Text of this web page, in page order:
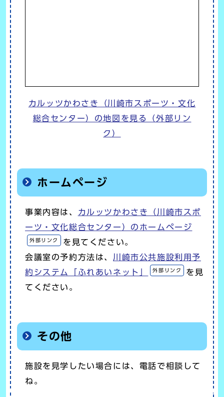
カルッツかわさき（川崎市スポーツ・文化
総合センター）の地図を見る（外部リン
ク）
ホームページ
事業内容は、 カルッツかわさき（川崎市スポ
ーツ・文化総合センター）のホームページ
外部リンク
を見てください。
会議室の予約方法は、 川崎市公共施設利用予
約システム「ふれあいネット」
外部リンク
を見
てください。
その他
施設を見学したい場合には、電話で相談して
ね。